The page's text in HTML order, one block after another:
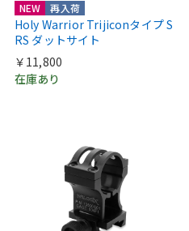
NEW 再入荷
Holy Warrior Trijiconタイプ S
RS ダットサイト
￥11,800
在庫あり